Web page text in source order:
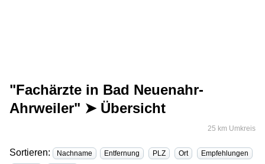
"Fachärzte in Bad Neuenahr-
Ahrweiler" ➤ Übersicht
25 km Umkreis
Sortieren: Nachname Entfernung PLZ Ort
Empfehlungen